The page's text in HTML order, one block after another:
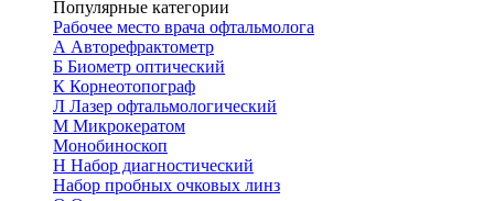
Популярные категории
Рабочее место врача офтальмолога
А Авторефрактометр
Б Биометр оптический
К Корнеотопограф
Л Лазер офтальмологический
М Микрокератом
Монобиноскоп
Н Набор диагностический
Набор пробных очковых линз